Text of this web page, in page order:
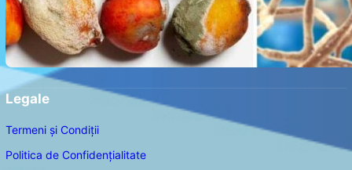
Legale
Termeni și Condiții
Politica de Confidențialitate